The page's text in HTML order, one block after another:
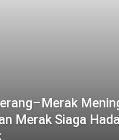
Merak Siaga